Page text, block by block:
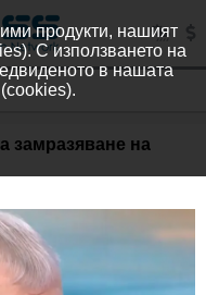
замразяване на
продукти, нашият
С използването на
в нашата